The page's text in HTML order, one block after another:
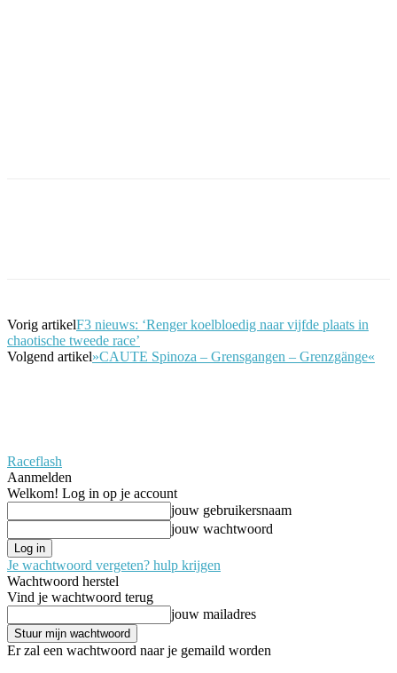
Vorig artikelF3 nieuws: ‘Renger koelbloedig naar vijfde plaats in
chaotische tweede race’
Volgend artikel»CAUTE Spinoza – Grensgangen – Grenzgänge«
Raceflash
Aanmelden
Welkom! Log in op je account
jouw gebruikersnaam
jouw wachtwoord
Je wachtwoord vergeten? hulp krijgen
Wachtwoord herstel
Vind je wachtwoord terug
jouw mailadres
Er zal een wachtwoord naar je gemaild worden